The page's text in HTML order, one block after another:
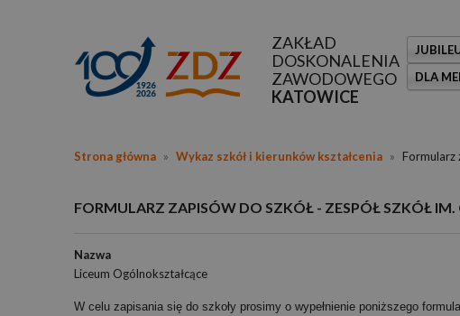
ZAKŁAD
DOSKONALENIA
ZAWODOWEGO
KATOWICE
DLA
Strona główna » Wykaz szkół i kierunków kształcenia » Formularz
FORMULARZ ZAPISÓW DO SZKÓŁ - ZESPÓŁ SZKÓŁ
Nazwa
Liceum Ogólnokształcące
W celu zapisania się do szkoły prosimy o wypełnienie poniższego